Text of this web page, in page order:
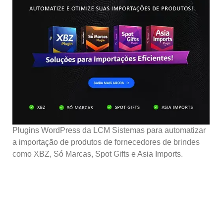
Plugins WordPress da LCM Sistemas para automatizar
a importação de produtos de fornecedores de brindes
como XBZ, Só Marcas, Spot Gifts e Asia Imports.